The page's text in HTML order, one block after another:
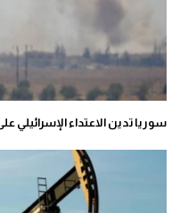
سوريا تدين الاعتداء الإسرائيلي